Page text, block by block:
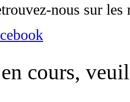
nous sur les
cours,